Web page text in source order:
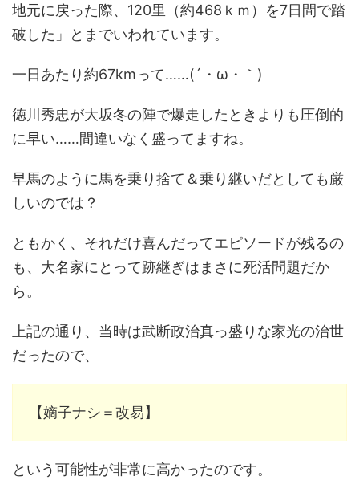
地元に戻った際、120里（約468ｋｍ）を7日間で踏
破した」とまでいわれています。
一日あたり約67kmって……(´・ω・｀)
徳川秀忠が大坂冬の陣で爆走したときよりも圧倒的
に早い……間違いなく盛ってますね。
早馬のように馬を乗り捨て＆乗り継いだとしても厳
しいのでは？
ともかく、それだけ喜んだってエピソードが残るの
も、大名家にとって跡継ぎはまさに死活問題だか
ら。
上記の通り、当時は武断政治真っ盛りな家光の治世
だったので、
【嫡子ナシ＝改易】
という可能性が非常に高かったのです。